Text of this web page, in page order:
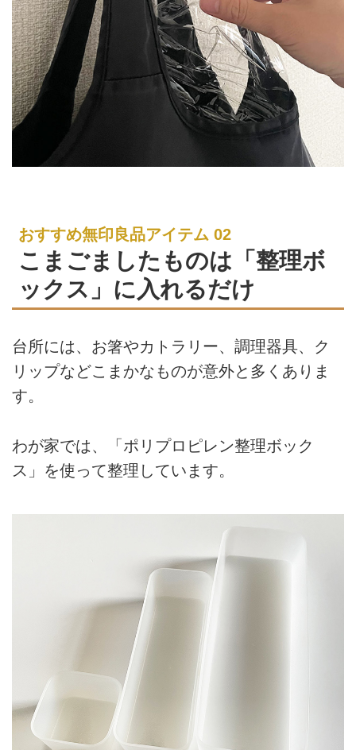
おすすめ無印良品アイテム 02
こまごましたものは「整理ボ
ックス」に入れるだけ
台所には、お箸やカトラリー、調理器具、ク
リップなどこまかなものが意外と多くありま
す。
わが家では、「ポリプロピレン整理ボック
ス」を使って整理しています。